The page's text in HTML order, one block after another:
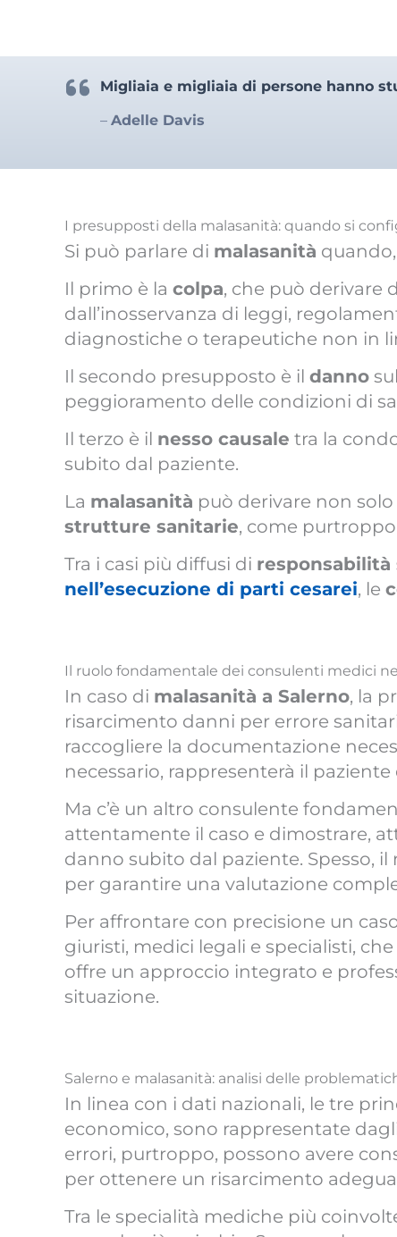
Migliaia e migliaia di persone hanno
– Adelle Davis
I presupposti della malasanità: quando si
Si può parlare di malasanità
Il primo è la colpa, che può derivare
dall’inosservanza di leggi,
diagnostiche o terapeutiche non in
Il secondo presupposto è il danno
peggioramento delle condizioni di
Il terzo è il nesso causale tra la
subito dal paziente.
La malasanità può derivare non
strutture sanitarie, come
Tra i casi più diffusi di responsabilità
nell’esecuzione di parti cesarei, le
Il ruolo fondamentale dei consulenti medici
In caso di malasanità a Salerno, la
risarcimento danni per errore
raccogliere la documentazione
necessario, rappresenterà il
Ma c’è un altro consulente
attentamente il caso e dimostrare,
danno subito dal paziente. Spesso,
per garantire una valutazione
Per affrontare con precisione un
giuristi, medici legali e specialisti,
offre un approccio integrato e
situazione.
Salerno e malasanità: analisi delle
In linea con i dati nazionali, le tre
economico, sono rappresentate
errori, purtroppo, possono avere
per ottenere un risarcimento
Tra le specialità mediche più